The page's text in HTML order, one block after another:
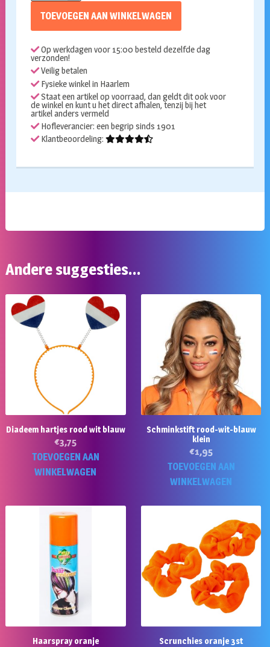
TOEVOEGEN AAN WINKELWAGEN
Op werkdagen voor 15:00 besteld dezelfde dag
verzonden!
Veilig betalen
Fysieke winkel in Haarlem
Staat een artikel op voorraad, dan geldt dit ook voor
de winkel en kunt u het direct afhalen, tenzij bij het
artikel anders vermeld
Hofleverancier: een begrip sinds 1901
Klantbeoordeling:
Andere suggesties…
Diadeem hartjes rood wit blauw
€3,75
TOEVOEGEN AAN
WINKELWAGEN
Schminkstift rood-wit-blauw
klein
€1,95
TOEVOEGEN AAN
WINKELWAGEN
Haarspray oranje Scrunchies oranje 3st